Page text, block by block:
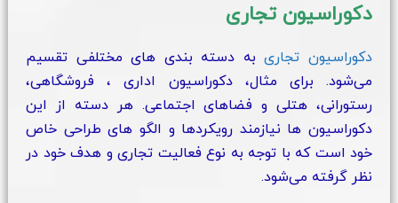
دکوراسیون تجاری
دکوراسیون تجاریبه دسته‌ بندی‌ های مختلفی تقسیم
می‌شود. برای مثال، دکوراسیون اداری ، فروشگاهی،
رستورانی، هتلی و فضاهای اجتماعی. هر دسته از این
دکوراسیون‌ ها نیازمند رویکردها و الگو های طراحی خاص
خود است که با توجه به نوع فعالیت تجاری و هدف خود در
نظر گرفته می‌شود.